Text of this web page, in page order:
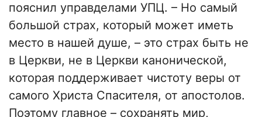
пояснил управделами УПЦ. – Но самый
большой страх, который может иметь
место в нашей душе, – это страх быть не
в Церкви, не в Церкви канонической,
которая поддерживает чистоту веры от
самого Христа Спасителя, от апостолов.
Поэтому главное – сохранять мир,